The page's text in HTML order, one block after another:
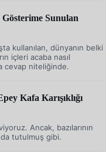
Sunulan
kullanılan, dünyanın belki
içleri acaba nasıl
cevap niteliğinde.
Kafa Karışıklığı
Ancak, bazılarının
tutulmuş gibi.